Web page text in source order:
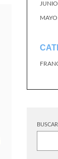
BUSCAR